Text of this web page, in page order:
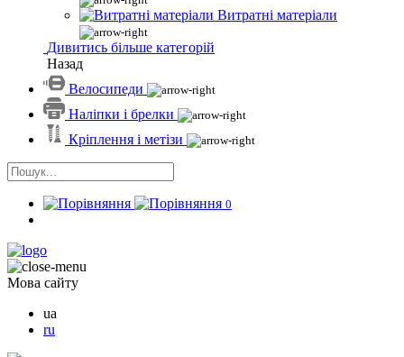
Витратні матеріали
Дивитись більше категорій
Назад
Велосипеди
Наліпки і брелки
Кріплення і метізи
0
Мова сайту
ua
ru